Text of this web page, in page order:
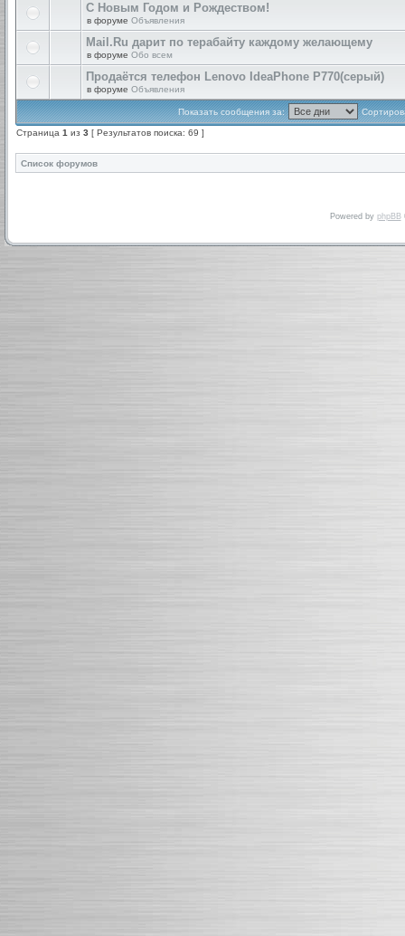
С Новым Годом и Рождеством!
в форуме Объявления
Mail.Ru дарит по терабайту каждому желающему
в форуме Обо всем
Продаётся телефон Lenovo IdeaPhone P770(серый)
в форуме Объявления
Показать сообщения за:
Страница 1 из 3 [ Результатов поиска: 69 ]
Список форумов
Powered by phpBB